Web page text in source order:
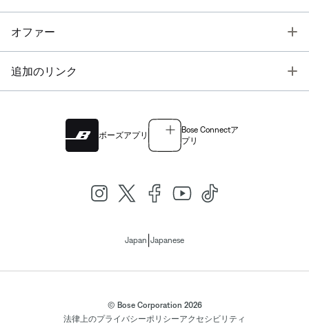
オファー
追加のリンク
ボーズアプリ
Bose Connectア
プリ
Japan Japanese
© Bose Corporation 2026
法律上のプライバシーポリシーアクセシビリティ